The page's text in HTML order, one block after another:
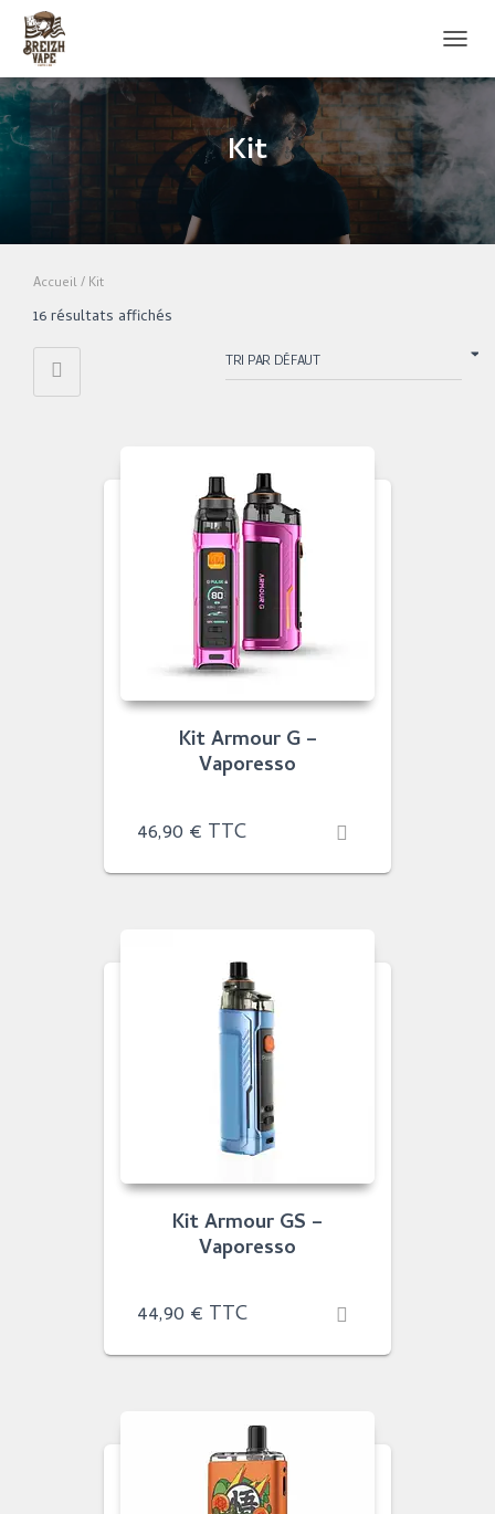
Kit
Accueil/ Kit
16 résultats affichés
Kit Armour G –
Vaporesso
46,90 € TTC
Kit Armour GS –
Vaporesso
44,90 € TTC